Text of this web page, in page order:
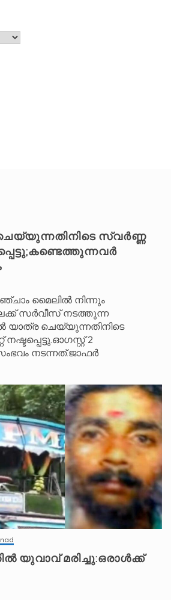
സ്വർണ്ണ
മൈലിൽ നിന്നും
സർവീസ് നടത്തുന്ന
യാത്ര ചെയ്യുന്നതിനിടെ
2
നടന്നത്.ജാഫർ
യുവാവ് മരിച്ചു:ഒരാൾക്ക്